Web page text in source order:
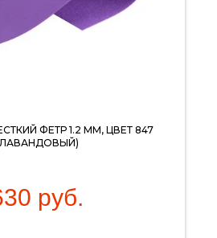
ФЕТР 1.2 ММ, ЦВЕТ 847
руб.